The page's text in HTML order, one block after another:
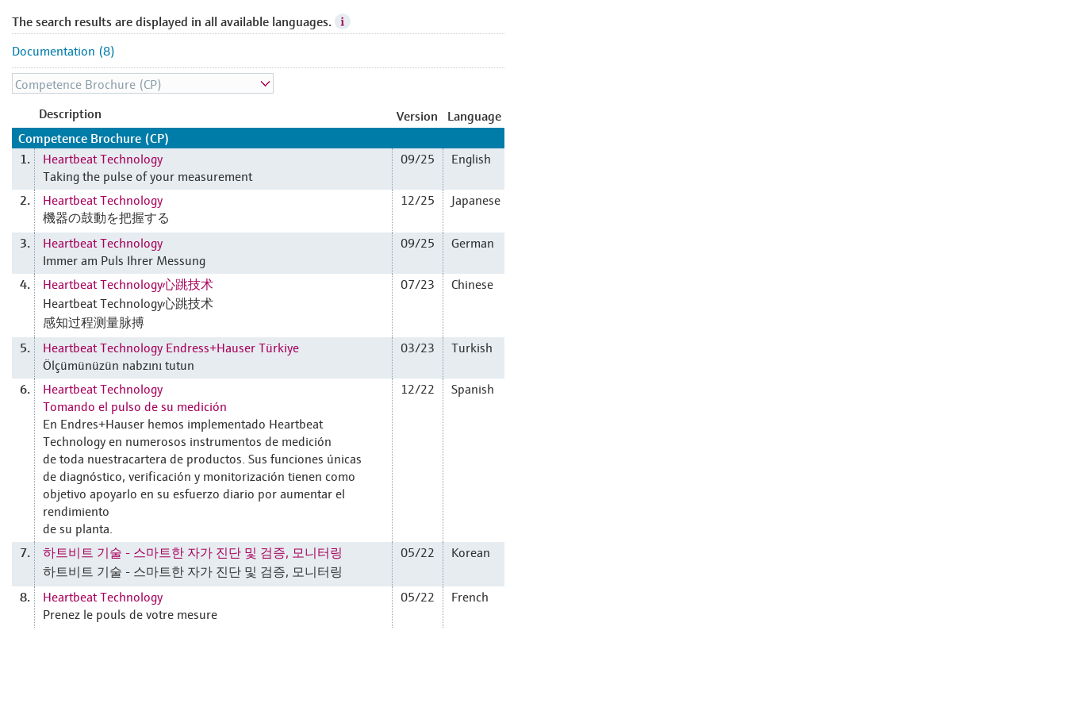
The search results are displayed in all available languages.
Documentation (8)
Description Version
Language
Competence Brochure (CP)
1.
Heartbeat Technology
Taking the pulse of your measurement
09/25 English
2.
Heartbeat Technology
機器の鼓動を把握する
12/25 Japanese
3.
Heartbeat Technology
Immer am Puls Ihrer Messung
09/25 German
4.
Heartbeat Technology心跳技术
Heartbeat Technology心跳技术
感知过程测量脉搏
07/23 Chinese
5.
Heartbeat Technology Endress+Hauser Türkiye
Ölçümünüzün nabzını tutun
03/23 Turkish
6.
Heartbeat Technology
Tomando el pulso de su medición
En Endres+Hauser hemos implementado Heartbeat
Technology en numerosos instrumentos de medición
de toda nuestracartera de productos. Sus funciones únicas
de diagnóstico, verificación y monitorización tienen como
objetivo apoyarlo en su esfuerzo diario por aumentar el
rendimiento
de su planta.
12/22 Spanish
7.
하트비트 기술 - 스마트한 자가 진단 및 검증, 모니터링
하트비트 기술 - 스마트한 자가 진단 및 검증, 모니터링
05/22 Korean
8.
Heartbeat Technology
Prenez le pouls de votre mesure
05/22 French